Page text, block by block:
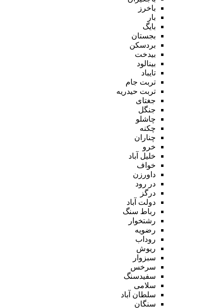
باخرز
بار
بایگ
بجستان
بردسکن
بیدخت
بینالود
تایباد
تربت جام
تربت حیدریه
جغتای
جنگل
چاشلو
چکنه
چناران
خرو
خلیل آباد
خواف
داورزن
در رود
درگز
دولت آباد
رباط سنگ
رشتخوار
رضویه
روداب
ریوش
سبزوار
سرخس
سفیدسنگ
سلامی
سلطان آباد
سنگان